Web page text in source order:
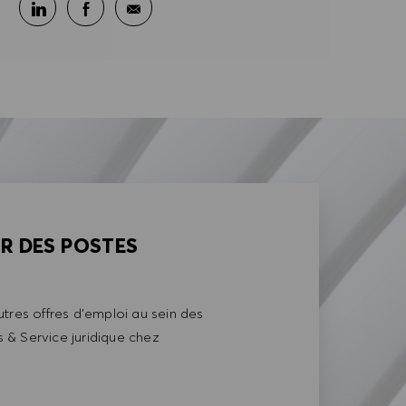
Partager sur LinkedIn
Partager sur Facebook
Partager par e-mail
DES POSTES
offres d'emploi au sein des
& Service juridique chez